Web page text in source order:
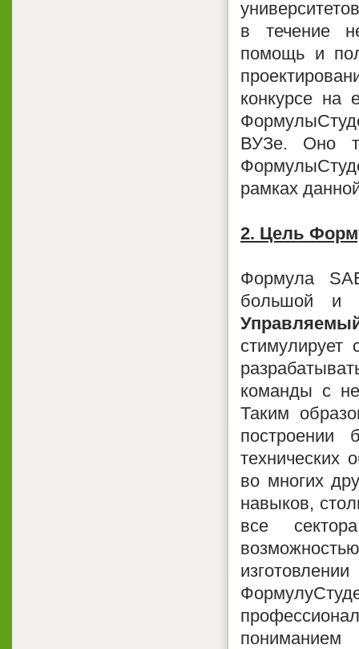
в течение
помощь и
конкурсе на
ВУЗе. Оно
рамках
2. Цель
Формула
большой и
стимулирует
команды с
Таким
построении
технических
во многих
навыков,
все